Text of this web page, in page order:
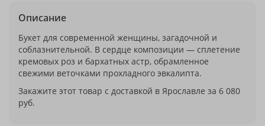
Описание
Букет для современной женщины, загадочной и
соблазнительной. В сердце композиции — сплетение
кремовых роз и бархатных астр, обрамленное
свежими веточками прохладного эвкалипта.
Закажите этот товар с доставкой в Ярославле за 6 080
руб.